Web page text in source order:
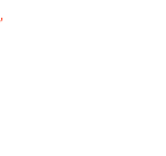
,